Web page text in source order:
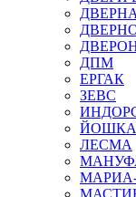
ДПМ
ЕРГАК
ЗЕВС
ЛЕСМА